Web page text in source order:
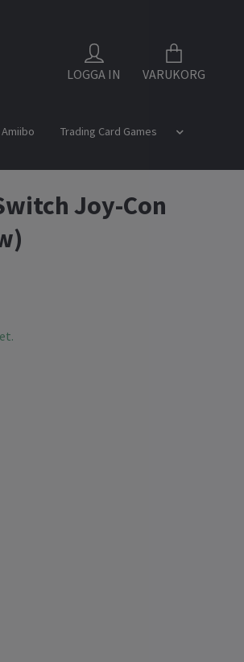
LOGGA IN VARUKORG
Amiibo
Trading Card Games
Joy-Con